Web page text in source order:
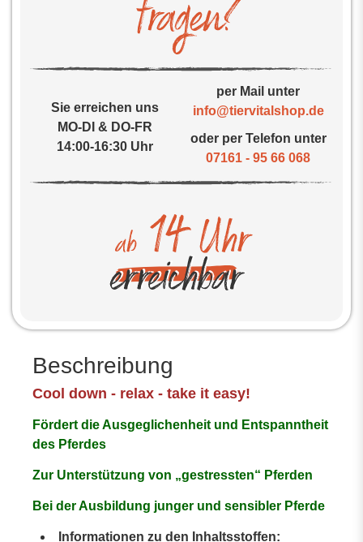
Sie erreichen uns
MO-DI & DO-FR
14:00-16:30 Uhr
per Mail unter
info@tiervitalshop.de
oder per Telefon unter
07161 - 95 66 068
Beschreibung
Cool down - relax - take it easy!
Fördert die Ausgeglichenheit und Entspanntheit
des Pferdes
Zur Unterstützung von „gestressten“ Pferden
Bei der Ausbildung junger und sensibler Pferde
Informationen zu den Inhaltsstoffen: